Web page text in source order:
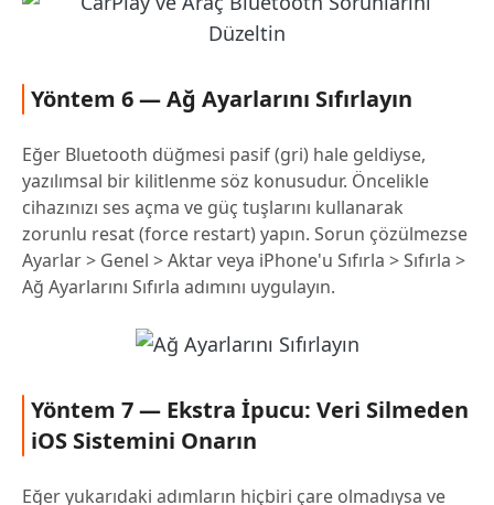
Yöntem 6 — Ağ Ayarlarını Sıfırlayın
Eğer Bluetooth düğmesi pasif (gri) hale geldiyse,
yazılımsal bir kilitlenme söz konusudur. Öncelikle
cihazınızı ses açma ve güç tuşlarını kullanarak
zorunlu resat (force restart) yapın. Sorun çözülmezse
Ayarlar > Genel > Aktar veya iPhone'u Sıfırla > Sıfırla >
Ağ Ayarlarını Sıfırla adımını uygulayın.
Yöntem 7 — Ekstra İpucu: Veri Silmeden
iOS Sistemini Onarın
Eğer yukarıdaki adımların hiçbiri çare olmadıysa ve